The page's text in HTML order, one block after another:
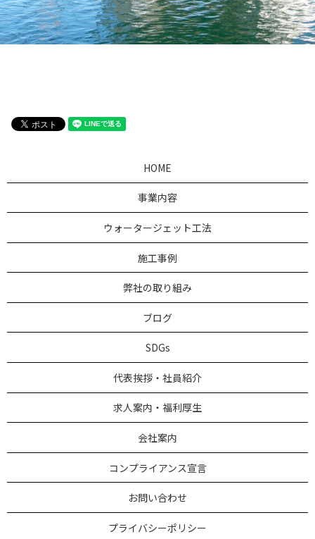
HOME
事業内容
ウォータージェット工法
施工事例
弊社の取り組み
ブログ
SDGs
代表挨拶・社員紹介
求人案内・福利厚生
会社案内
コンプライアンス宣言
お問い合わせ
プライバシーポリシー